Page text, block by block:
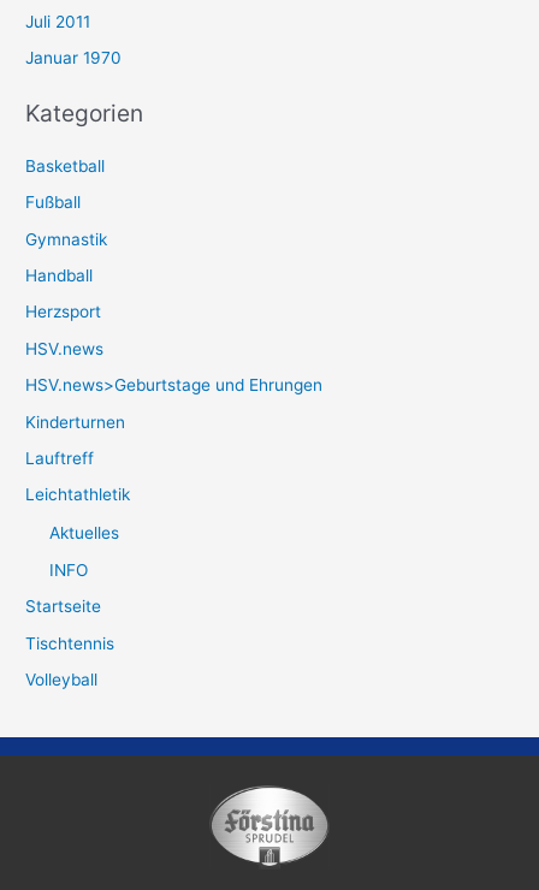
Juli 2011
Januar 1970
Kategorien
Basketball
Fußball
Gymnastik
Handball
Herzsport
HSV.news
HSV.news>Geburtstage und Ehrungen
Kinderturnen
Lauftreff
Leichtathletik
Aktuelles
INFO
Startseite
Tischtennis
Volleyball